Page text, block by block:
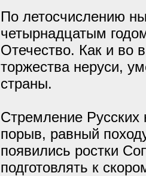
По летосчислению
четырнадцатым
Отечество. Как и во
торжества неруси,
страны.
Стремление
порыв, равный
появились ростки
подготовлять к